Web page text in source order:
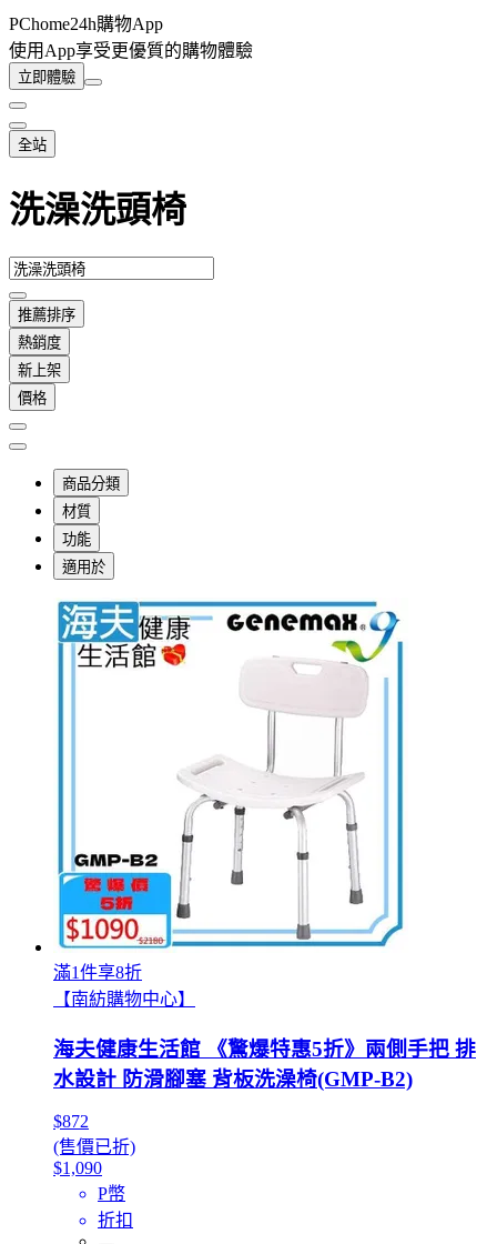
PChome24h購物App
使用App享受更優質的購物體驗
立即體驗
全站
洗澡洗頭椅
推薦排序
熱銷度
新上架
價格
商品分類
材質
功能
適用於
滿1件享8折
【南紡購物中心】
海夫健康生活館 《驚爆特惠5折》兩側手把 排
水設計 防滑腳塞 背板洗澡椅(GMP-B2)
$872
(售價已折)
$1,090
P幣
折扣